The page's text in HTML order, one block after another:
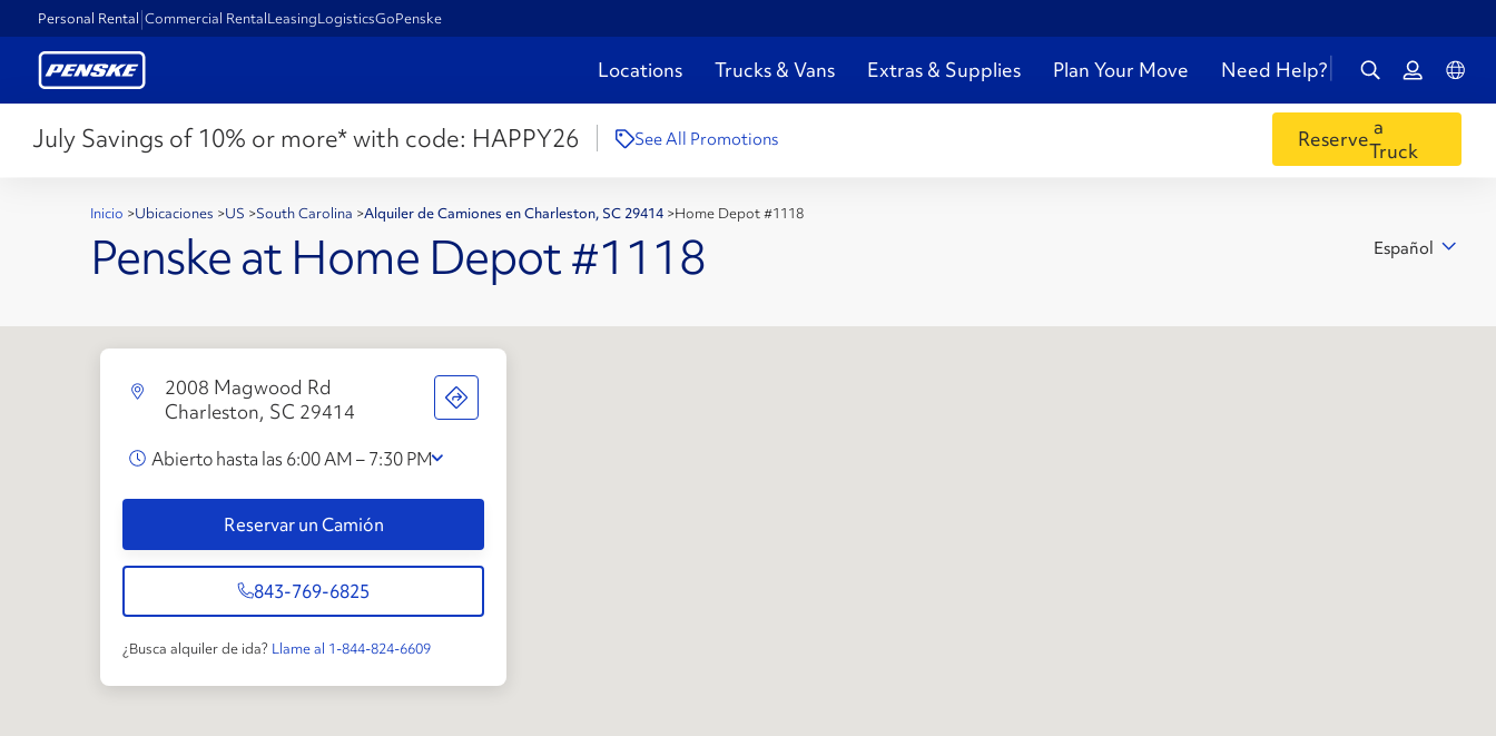
Personal Rental Commercial RentalLeasingLogisticsGoPenske
Locations Trucks & Vans Extras & Supplies Plan Your Move Need Help?
July Savings of 10% or more* with code: HAPPY26 See All Promotions Reservea
Truck
Inicio >Ubicaciones >US >South Carolina >Alquiler de Camiones en Charleston, SC 29414 >Home Depot #1118
Penske at Home Depot #1118 Español
2008 Magwood Rd
Charleston, SC 29414
Abierto hasta las 6:00 AM – 7:30 PM
Reservar un Camión
843-769-6825
¿Busca alquiler de ida? Llame al 1-844-824-6609